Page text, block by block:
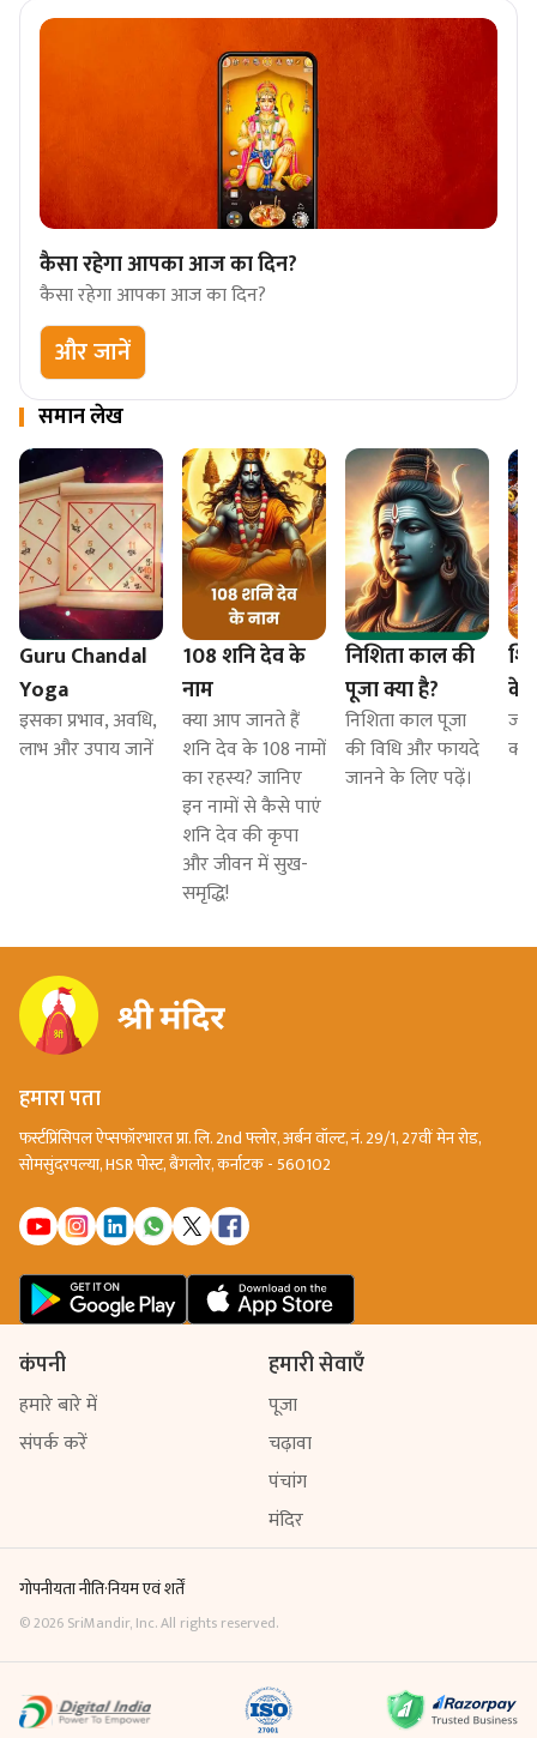
कैसा रहेगा आपका आज का दिन?
कैसा रहेगा आपका आज का दिन?
और जानें
समान लेख
Guru Chandal
Yoga
इसका प्रभाव, अवधि,
लाभ और उपाय जानें
108 शनि देव के
नाम
क्या आप जानते हैं
शनि देव के 108 नामों
का रहस्य? जानिए
इन नामों से कैसे पाएं
शनि देव की कृपा
और जीवन में सुख-
समृद्धि!
निशिता काल की
पूजा क्या है?
निशिता काल पूजा
की विधि और फायदे
जानने के लिए पढ़ें।
के
हमारा पता
फर्स्टप्रिंसिपल ऐप्सफॉरभारत प्रा. लि. 2nd फ्लोर, अर्बन वॉल्ट, नं. 29/1, 27वीं मेन रोड,
सोमसुंदरपल्या, HSR पोस्ट, बैंगलोर, कर्नाटक - 560102
कंपनी
हमारे बारे में
संपर्क करें
हमारी सेवाएँ
पूजा
चढ़ावा
पंचांग
मंदिर
गोपनीयता नीति·नियम एवं शर्तें
©2026 SriMandir, Inc. All rights reserved.